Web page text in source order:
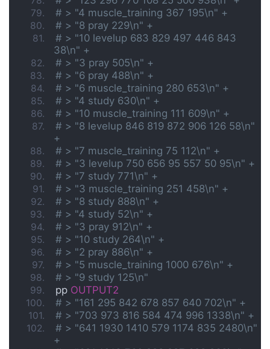
# > "4 muscle_training 367 195\n" +
# > "8 pray 229\n" +
# > "10 levelup 683 829 497 446 843
38\n" +
# > "3 pray 505\n" +
# > "6 pray 488\n" +
# > "6 muscle_training 280 653\n" +
# > "4 study 630\n" +
# > "10 muscle_training 111 609\n" +
# > "8 levelup 846 819 872 906 126 58\n"
+
# > "7 muscle_training 75 112\n" +
# > "3 levelup 750 656 95 557 50 95\n" +
# > "7 study 771\n" +
# > "3 muscle_training 251 458\n" +
# > "8 study 888\n" +
# > "4 study 52\n" +
# > "3 pray 912\n" +
# > "10 study 264\n" +
# > "2 pray 886\n" +
# > "5 muscle_training 1000 676\n" +
# > "9 study 125\n"
pp OUTPUT2
# > "161 295 842 678 857 640 702\n" +
# > "703 973 816 584 474 996 1338\n" +
# > "641 1930 1410 579 1174 835 2480\n"
+